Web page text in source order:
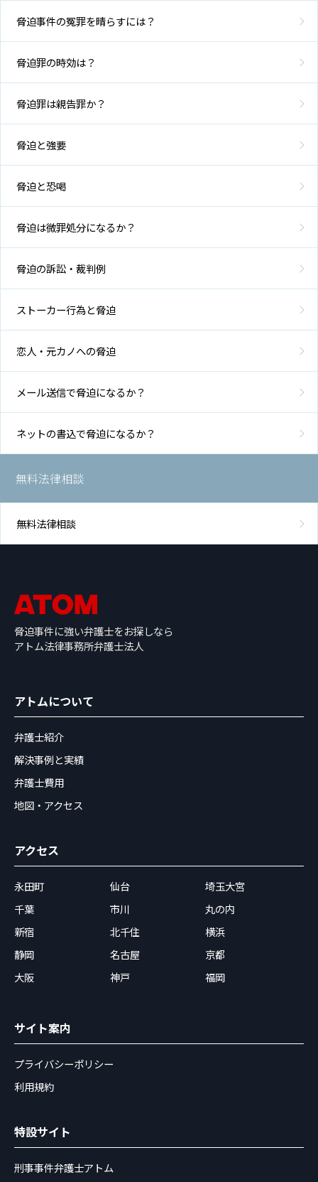
脅迫事件の冤罪を晴らすには？
脅迫罪の時効は？
脅迫罪は親告罪か？
脅迫と強要
脅迫と恐喝
脅迫は微罪処分になるか？
脅迫の訴訟・裁判例
ストーカー行為と脅迫
恋人・元カノへの脅迫
メール送信で脅迫になるか？
ネットの書込で脅迫になるか？
無料法律相談
無料法律相談
脅迫事件に強い弁護士をお探しなら
アトム法律事務所弁護士法人
アトムについて
弁護士紹介
解決事例と実績
弁護士費用
地図・アクセス
アクセス
永田町 仙台
埼玉大宮
千葉
市川
丸の内
新宿
北千住
横浜
静岡
名古屋
京都
大阪
神戸 福岡
サイト案内
プライバシーポリシー
利用規約
特設サイト
刑事事件弁護士アトム